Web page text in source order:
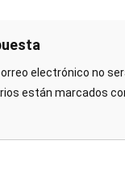
electrónico no
están marcados